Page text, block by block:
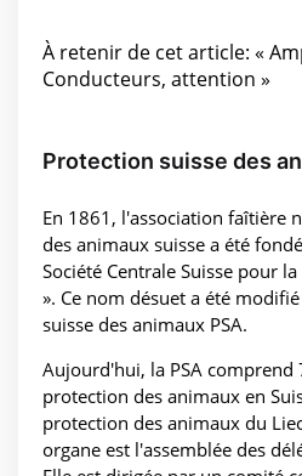
À retenir de cet article: «
Conducteurs, attention »
Protection suisse des
En 1861, l'association faîtière
des animaux suisse a été
Société Centrale Suisse pour
». Ce nom désuet a été
suisse des animaux PSA.
Aujourd'hui, la PSA comprend
protection des animaux en
protection des animaux du
organe est l'assemblée des